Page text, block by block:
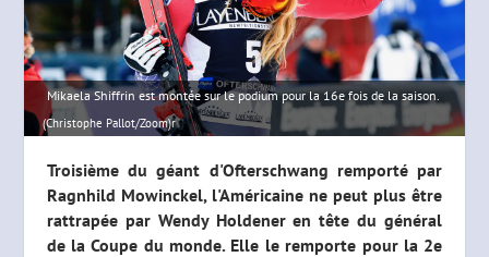
Mikaela Shiffrin est montée sur le podium pour la 16e fois de la saison.
(Christophe Pallot/Zoom)r
Troisième du géant d'Ofterschwang remporté par
Ragnhild Mowinckel, l'Américaine ne peut plus être
rattrapée par Wendy Holdener en tête du général
de la Coupe du monde. Elle le remporte pour la 2e